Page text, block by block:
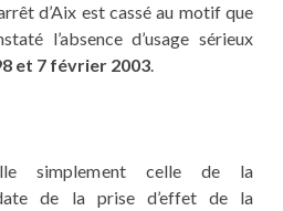
d’Aix est cassé au motif que
l’absence d’usage sérieux
et 7 février 2003.
simplement celle de la
de la prise d’effet de la